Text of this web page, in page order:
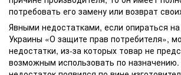
потребовать его замену или возврат
Явными недостатками, если опираться
Украины «О защите прав потребителя»,
недостатки, из-за которых товар не
возможным использовать по назначению.